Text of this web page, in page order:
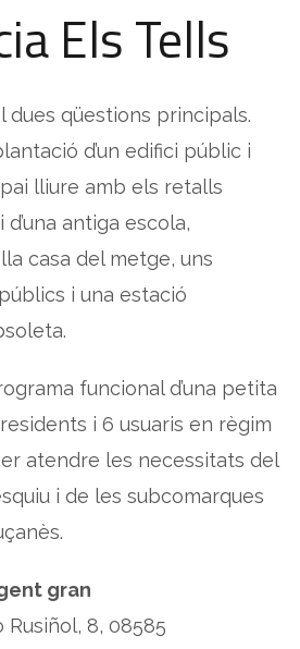
Els Tells
dues qüestions principals.
d’un edifici públic i
lliure amb els retalls
antiga escola,
casa del metge, uns
i una estació
funcional d’una petita
i 6 usuaris en règim
atendre les necessitats del
i de les subcomarques
gran
8, 08585